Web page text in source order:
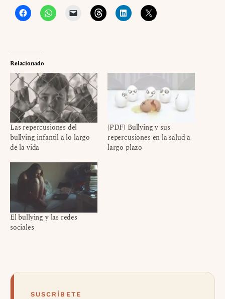
Relacionado
Las repercusiones del
bullying infantil a lo largo
de la vida
(PDF) Bullying y sus
repercusiones en la salud a
largo plazo
El bullying y las redes
sociales
SUSCRÍBETE